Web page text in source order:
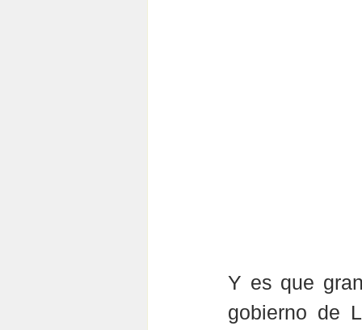
Y es que
gobierno de